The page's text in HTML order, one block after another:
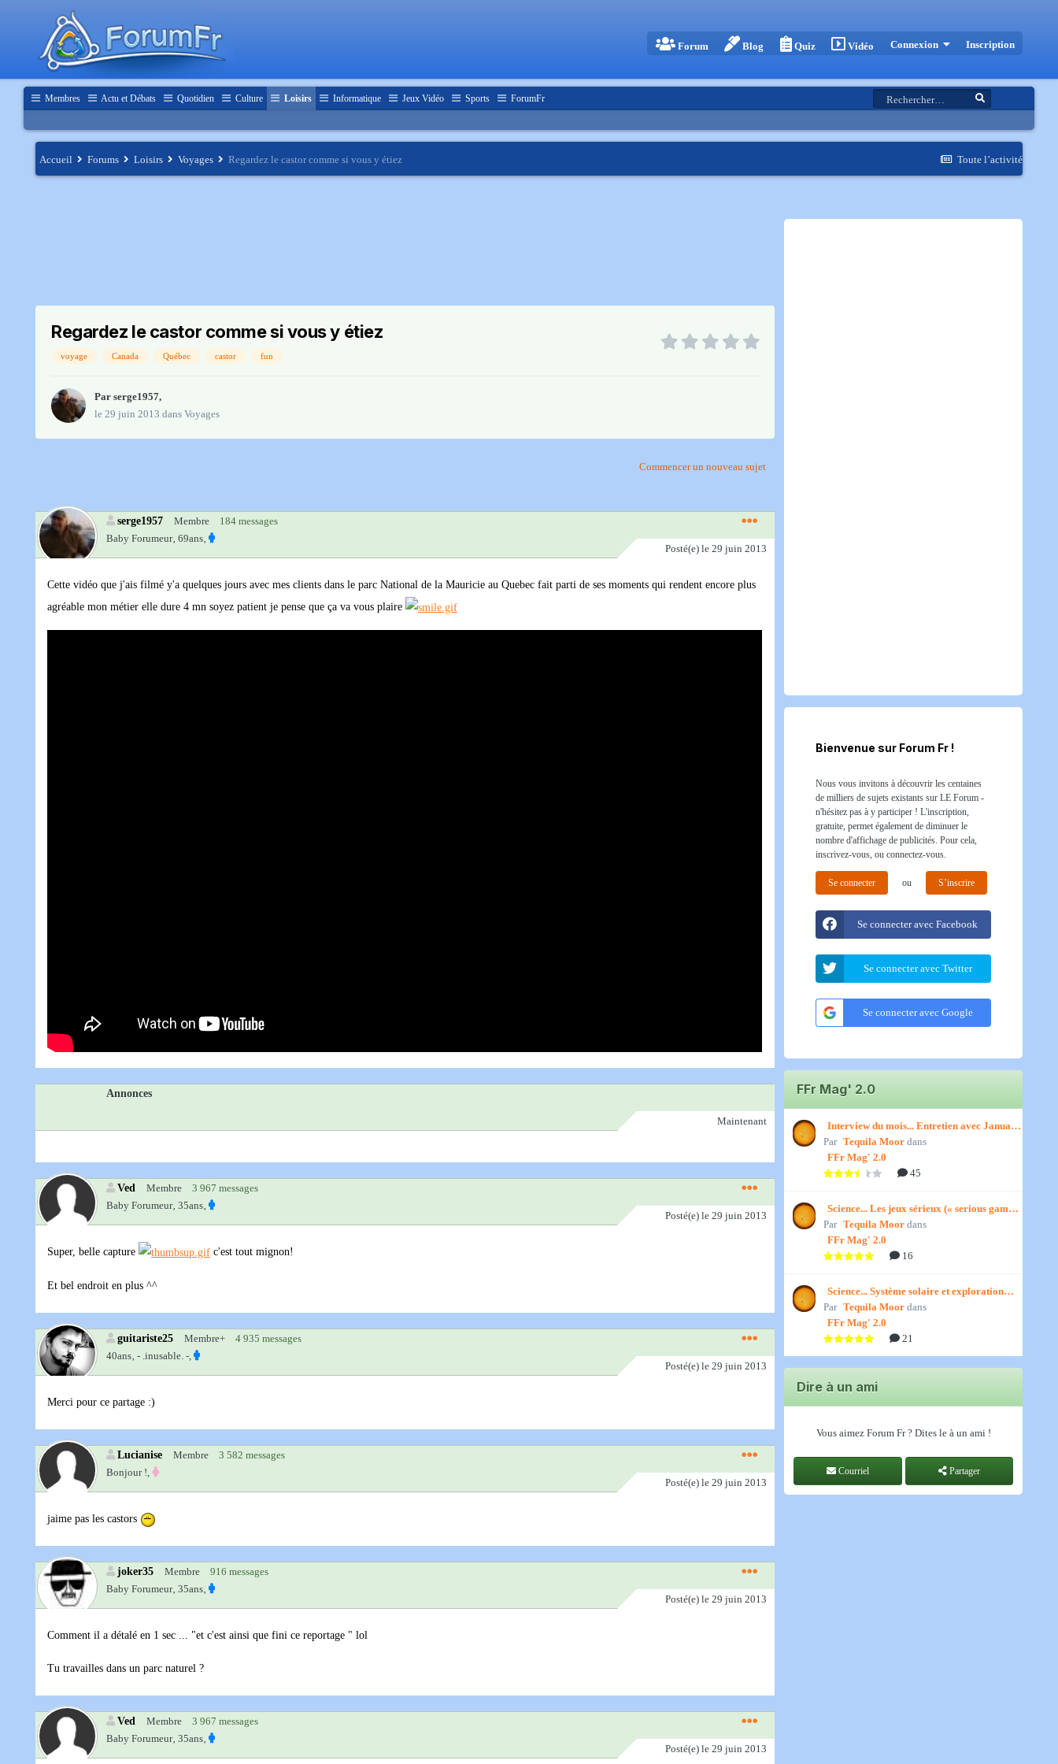
Forum Blog Quiz Vidéo Connexion Inscription
Membres Actu et Débats Quotidien Culture Loisirs Informatique Jeux Vidéo Sports ForumFr
Toute l’activité
Accueil Forums Loisirs Voyages Regardez le castor comme si vous y étiez
Regardez le castor comme si vous y étiez
voyage Canada Québec castor fun
Par serge1957,
le 29 juin 2013 dans Voyages
Commencer un nouveau sujet
serge1957 Membre
184 messages
Baby Forumeur‚ 69ans‚
Posté(e) le 29 juin 2013
Cette vidéo que j'ais filmé y'a quelques jours avec mes clients dans le parc National de la Mauricie au Quebec fait parti de ses moments qui rendent encore plus
agréable mon métier elle dure 4 mn soyez patient je pense que ça va vous plaire
Annonces
Maintenant
Ved Membre
3 967 messages
Baby Forumeur‚ 35ans‚
Posté(e) le 29 juin 2013
Super, belle capture c'est tout mignon!
Et bel endroit en plus ^^
guitariste25 Membre+
4 935 messages
40ans‚ - .inusable. -,
Posté(e) le 29 juin 2013
Merci pour ce partage :)
Lucianise Membre
3 582 messages
Bonjour !,
Posté(e) le 29 juin 2013
jaime pas les castors
joker35 Membre
916 messages
Baby Forumeur‚ 35ans‚
Posté(e) le 29 juin 2013
Comment il a détalé en 1 sec ... "et c'est ainsi que fini ce reportage " lol
Tu travailles dans un parc naturel ?
Ved Membre
3 967 messages
Baby Forumeur‚ 35ans‚
Posté(e) le 29 juin 2013
Bienvenue sur Forum Fr !
Nous vous invitons à découvrir les centaines
de milliers de sujets existants sur LE Forum -
n'hésitez pas à y participer ! L'inscription,
gratuite, permet également de diminuer le
nombre d'affichage de publicités. Pour cela,
inscrivez-vous, ou connectez-vous.
Se connecter ou S’inscrire
Se connecter avec Facebook
Se connecter avec Twitter
Se connecter avec Google
FFr Mag' 2.0
Interview du mois... Entretien avec January,
par Titenath
Par Tequila Moor dans
FFr Mag' 2.0
45
Science... Les jeux sérieux (« serious games
») par Jedino
Par Tequila Moor dans
FFr Mag' 2.0
16
Science... Système solaire et exploration
spatiale, par Jedino
Par Tequila Moor dans
FFr Mag' 2.0
21
Dire à un ami
Vous aimez Forum Fr ? Dites le à un ami !
Courriel Partager